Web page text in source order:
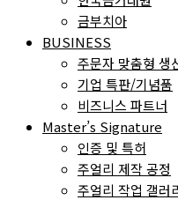
금부치아
BUSINESS
주문자 맞춤형 생
기업 특판/기념품
비즈니스 파트너
Master’s Signature
인증 및 특허
주얼리 제작 공정
주얼리 작업 갤러